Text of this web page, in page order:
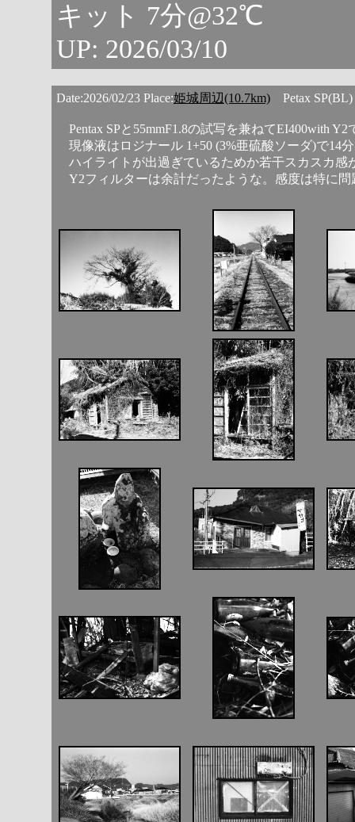
キット 7分@32℃
UP: 2026/03/10
Date:2026/02/23 Place:姫城周辺(10.7km) Petax SP(BL)
Pentax SPと55mmF1.8の試写を兼ねてEI400with Y2
現像液はロジナール 1+50 (3%亜硫酸ソーダ)で14
ハイライトが出過ぎているためか若干スカスカ感
Y2フィルターは余計だったような。感度は特に問